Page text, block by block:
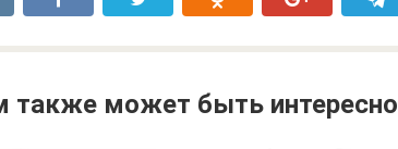
также может быть интересно